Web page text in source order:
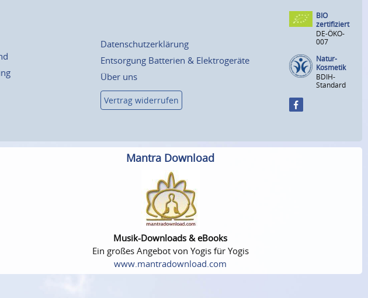
Datenschutzerklärung
Entsorgung Batterien & Elektrogeräte
Über uns
Vertrag widerrufen
BIO
zertifiziert
DE-ÖKO-
007
Natur-
Kosmetik
BDIH-
Standard
Mantra Download
Musik-Downloads & eBooks
Ein großes Angebot von Yogis für Yogis
www.mantradownload.com